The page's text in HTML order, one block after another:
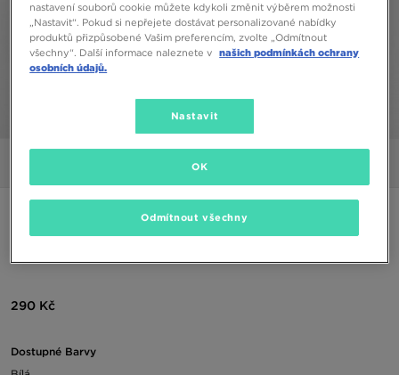
MCKENZIE ŠORTKY PANTHER SWIM SHORT
290 Kč
Dostupné Barvy
nastavení souborů cookie můžete kdykoli změnit výběrem možnosti
„Nastavit“. Pokud si nepřejete dostávat personalizované nabídky
produktů přizpůsobené Vašim preferencím, zvolte „Odmítnout
všechny“. Další informace naleznete v našich podmínkách ochrany
osobních údajů.
Nastavit
Odmítnout všechny
OK